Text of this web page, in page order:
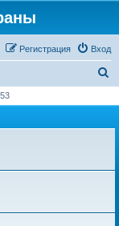
Вход
Регистрация
с